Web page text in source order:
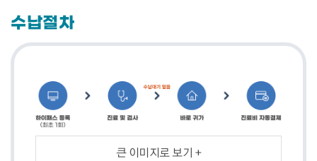
수납절차
큰 이미지로 보기 +